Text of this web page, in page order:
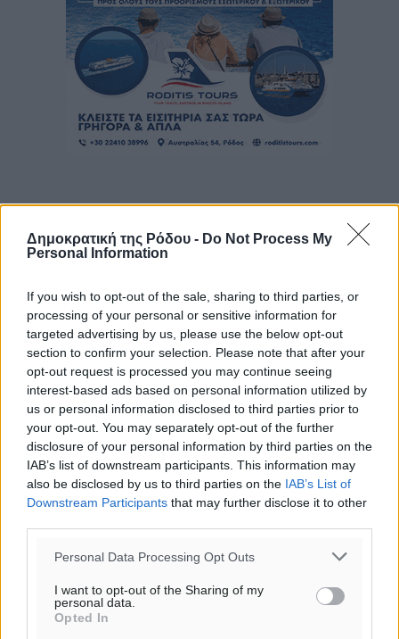
Δημοκρατική της Ρόδου - Do Not Process My
Personal Information
If you wish to opt-out of the sale, sharing to third parties, or
processing of your personal or sensitive information for
targeted advertising by us, please use the below opt-out
section to confirm your selection. Please note that after your
opt-out request is processed you may continue seeing
interest-based ads based on personal information utilized by
us or personal information disclosed to third parties prior to
your opt-out. You may separately opt-out of the further
disclosure of your personal information by third parties on the
IAB’s list of downstream participants. This information may
also be disclosed by us to third parties on the IAB’s List of
Downstream Participants that may further disclose it to other
Personal Data Processing Opt Outs
I want to opt-out of the Sharing of my
personal data.
Opted In